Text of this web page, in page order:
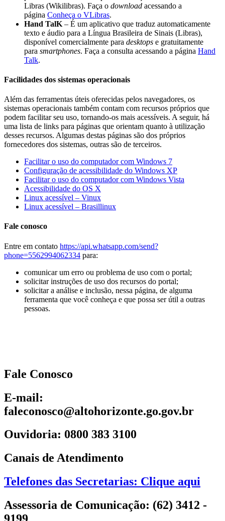
Libras (Wikilibras). Faça o download acessando a
página Conheça o VLibras.
Hand TalK – É um aplicativo que traduz automaticamente
texto e áudio para a Língua Brasileira de Sinais (Libras),
disponível comercialmente para desktops e gratuitamente
para smartphones. Faça a consulta acessando a página Hand
Talk.
Facilidades dos sistemas operacionais
Além das ferramentas úteis oferecidas pelos navegadores, os
sistemas operacionais também contam com recursos próprios que
podem facilitar seu uso, tornando-os mais acessíveis. A seguir, há
uma lista de links para páginas que orientam quanto à utilização
desses recursos. Algumas destas páginas são dos próprios
fornecedores dos sistemas, outras são de terceiros.
Facilitar o uso do computador com Windows 7
Configuração de acessibilidade do Windows XP
Facilitar o uso do computador com Windows Vista
Acessibilidade do OS X
Linux acessível – Vinux
Linux acessível – Brasillinux
Fale conosco
Entre em contato https://api.whatsapp.com/send?
phone=5562994062334 para:
comunicar um erro ou problema de uso com o portal;
solicitar instruções de uso dos recursos do portal;
solicitar a análise e inclusão, nessa página, de alguma
ferramenta que você conheça e que possa ser útil a outras
pessoas.
Fale Conosco
E-mail:
faleconosco@altohorizonte.go.gov.br
Ouvidoria: 0800 383 3100
Canais de Atendimento
Telefones das Secretarias: Clique aqui
Assessoria de Comunicação: (62) 3412 -